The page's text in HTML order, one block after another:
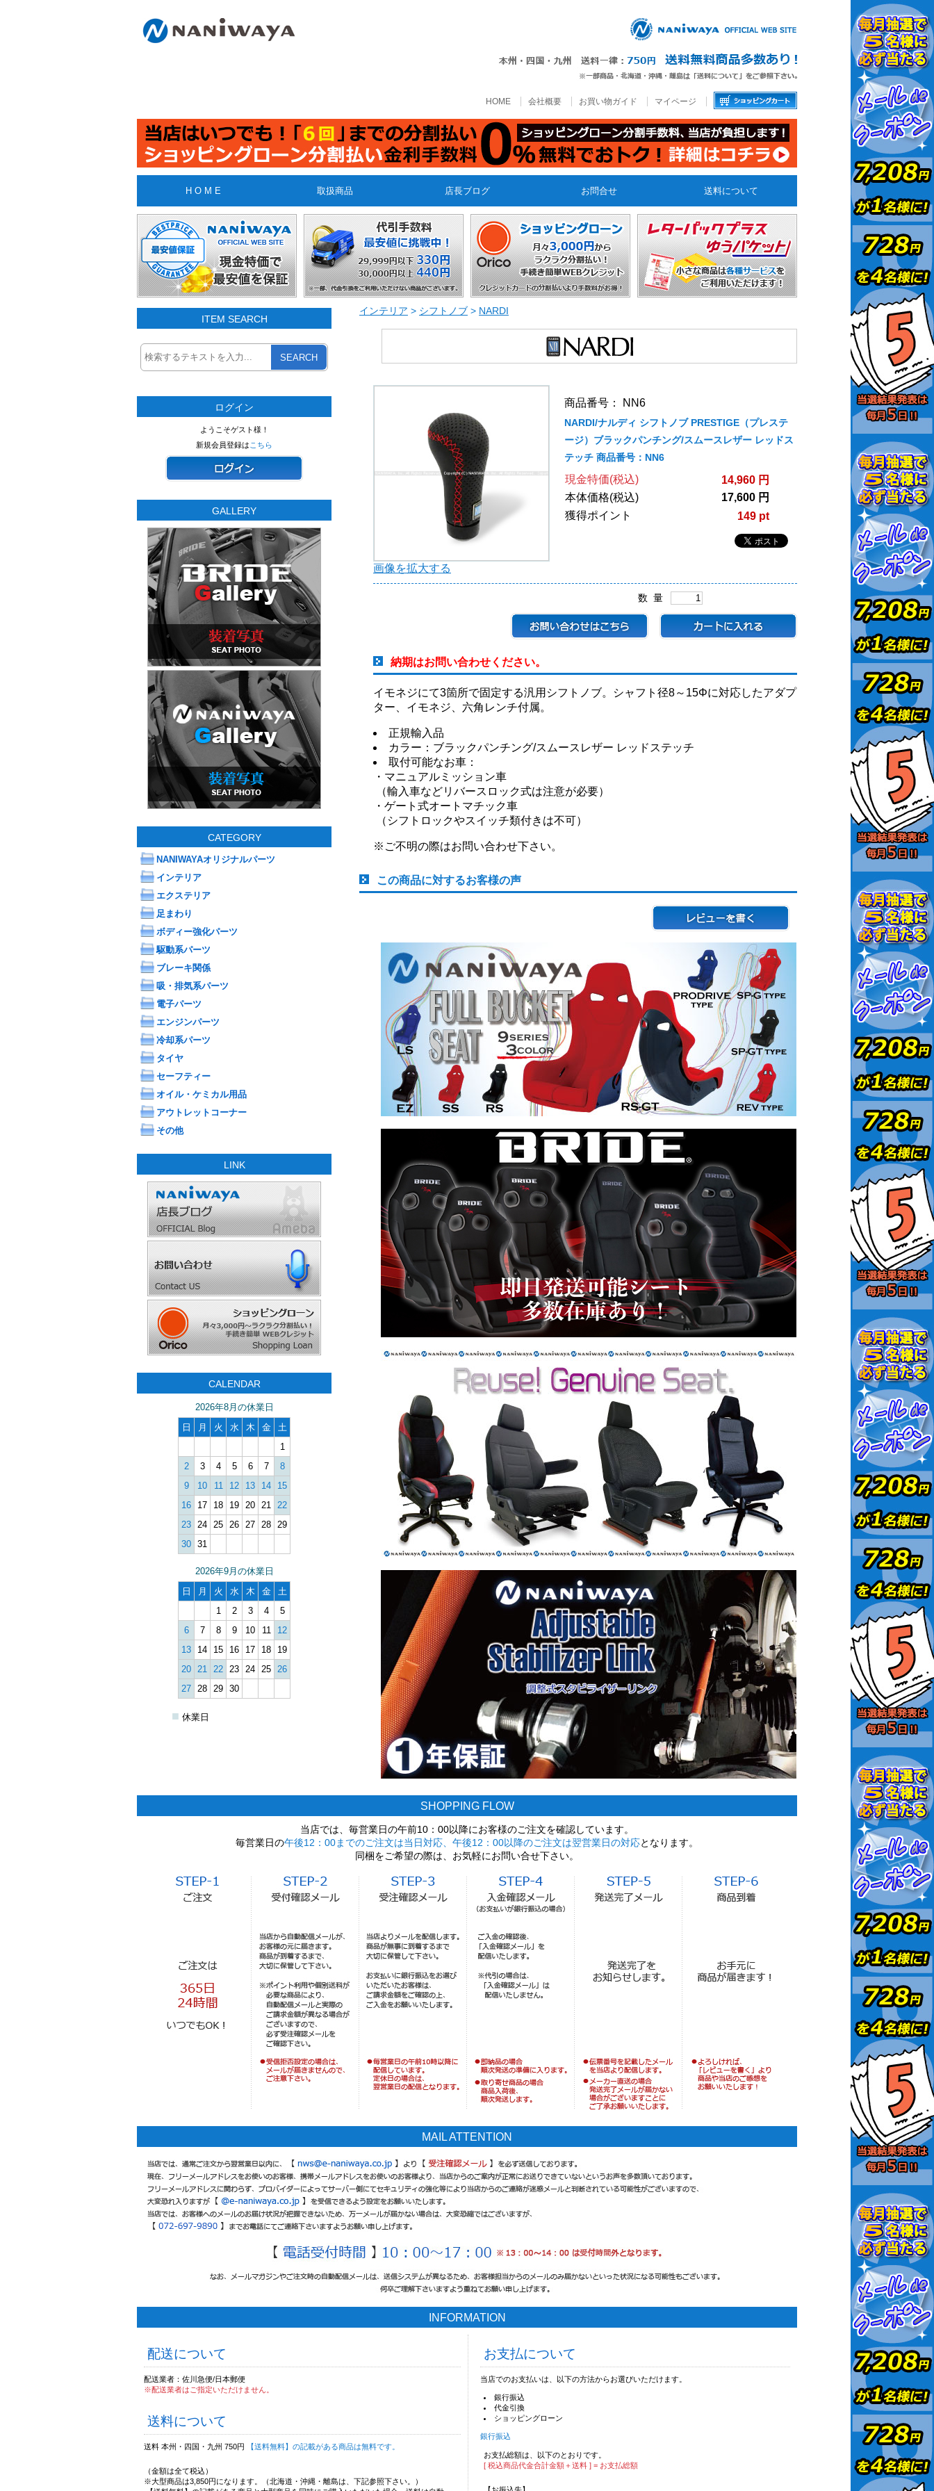
HOME 会社概要 お買い物ガイド マイページ
H O M E 取扱商品 店長ブログ お問合せ 送料について
ITEM SEARCH
SEARCH
ログイン
ようこそゲスト様！
新規会員登録は こちら
GALLERY
CATEGORY
NANIWAYAオリジナルパーツ
インテリア
エクステリア
足まわり
ボディー強化パーツ
駆動系パーツ
ブレーキ関係
吸・排気系パーツ
電子パーツ
エンジンパーツ
冷却系パーツ
タイヤ
セーフティー
オイル・ケミカル用品
アウトレットコーナー
その他
LINK
CALENDAR
2026年8月の休業日
日
月 火 水 木 金
土
1
2
3 4 5 6 7
8
9
10 11 12 13 14
15
16
17 18 19 20 21 22
23 24 25 26 27 28 29
30 31
2026年9月の休業日
日
月 火 水 木 金
土
1
2 3 4
5
6
7 8 9 10 11
12
13
14 15 16 17 18
19
20 21 22 23 24 25 26
27 28 29 30
■ 休業日
インテリア > シフトノブ > NARDI
画像を拡大する
商品番号： NN6
NARDI/ナルディ シフトノブ PRESTIGE（プレステ
ージ）ブラックパンチング/スムースレザー レッドス
テッチ 商品番号：NN6
現金特価(税込)
14,960 円
本体価格(税込)
17,600 円
獲得ポイント
149 pt
数 量
納期はお問い合わせください。
イモネジにて3箇所で固定する汎用シフトノブ。シャフト径8～15Φに対応したアダプ
ター、イモネジ、六角レンチ付属。
正規輸入品
カラー：ブラックパンチング/スムースレザー レッドステッチ
取付可能なお車：
・マニュアルミッション車
（輸入車などリバースロック式は注意が必要）
・ゲート式オートマチック車
（シフトロックやスイッチ類付きは不可）
※ご不明の際はお問い合わせ下さい。
この商品に対するお客様の声
SHOPPING FLOW
当店では、毎営業日の午前10：00以降にお客様のご注文を確認しています。
毎営業日の午後12：00までのご注文は当日対応、午後12：00以降のご注文は翌営業日の対応となります。
同梱をご希望の際は、お気軽にお問い合せ下さい。
MAIL ATTENTION
INFORMATION
配送について
配送業者：佐川急便/日本郵便
※配送業者はご指定いただけません。
送料について
送料 本州・四国・九州 750円 【送料無料】の記載がある商品は無料です。
（金額は全て税込）
※大型商品は3,850円になります。（北海道・沖縄・離島は、下記参照下さい。）
お支払について
当店でのお支払いは、以下の方法からお選びいただけます。
銀行振込
代金引換
ショッピングローン
銀行振込
お支払総額は、以下のとおりです。
[ 税込商品代金合計金額＋送料 ] = お支払総額
【お振込先】